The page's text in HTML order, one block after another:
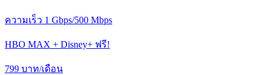
ความเร็ว 1 Gbps/500 Mbps
HBO MAX + Disney+ ฟรี!
799 บาท/เดือน